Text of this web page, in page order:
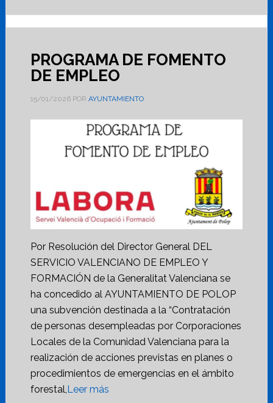
PROGRAMA DE FOMENTO
DE EMPLEO
15/01/2026POR AYUNTAMIENTO
Por Resolución del Director General DEL
SERVICIO VALENCIANO DE EMPLEO Y
FORMACIÓN de la Generalitat Valenciana se
ha concedido al AYUNTAMIENTO DE POLOP
una subvención destinada a la “Contratación
de personas desempleadas por Corporaciones
Locales de la Comunidad Valenciana para la
realización de acciones previstas en planes o
procedimientos de emergencias en el ámbito
forestal,Leer más